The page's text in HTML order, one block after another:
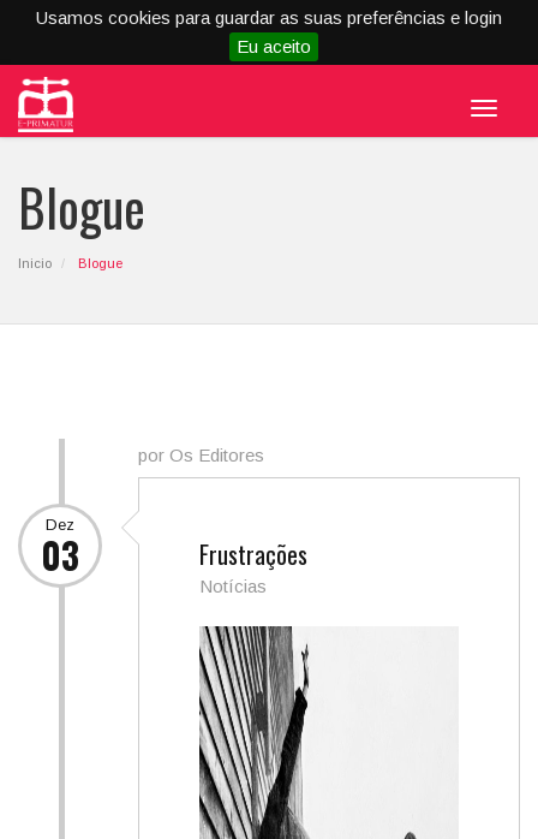
Usamos cookies para guardar as suas preferências e login
Eu aceito
Menu
Blogue
Inicio Blogue
por Os Editores
Dez
03 Frustrações
Notícias